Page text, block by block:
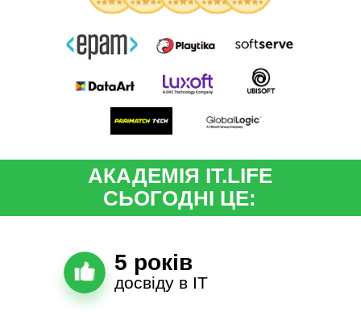
АКАДЕМІЯ IT.LIFE
СЬОГОДНІ ЦЕ:
5 років
досвіду в ІT